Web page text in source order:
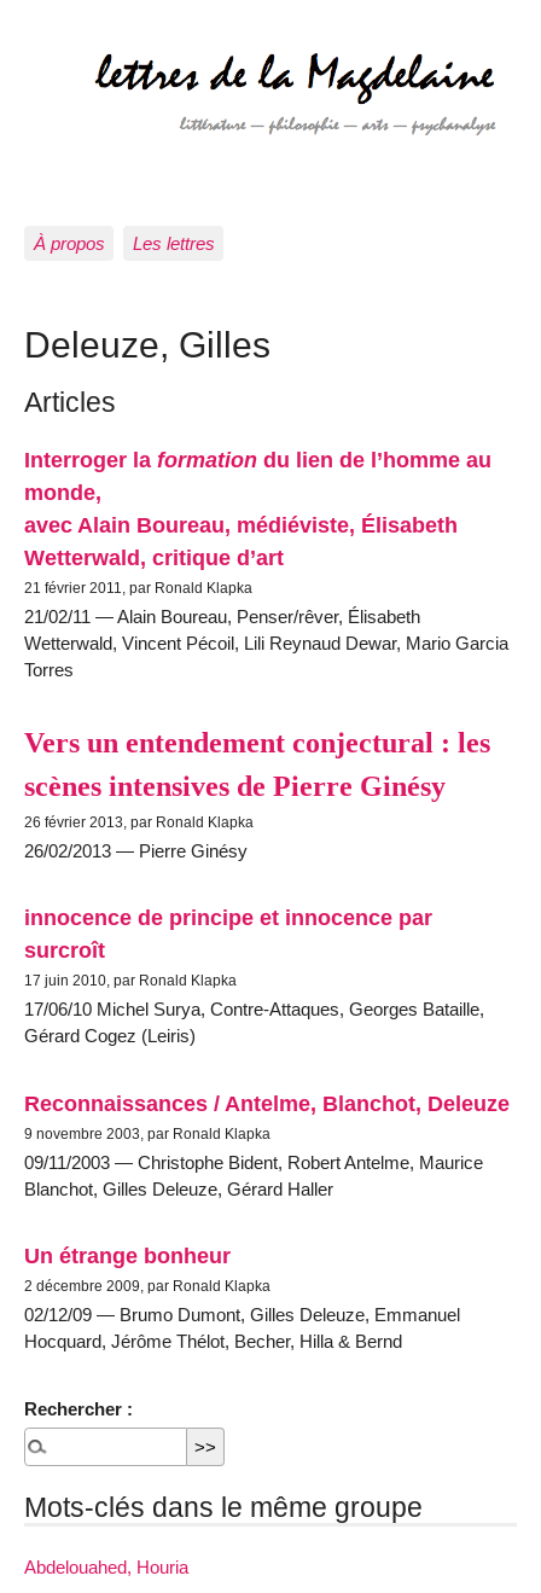
À propos Les lettres
Deleuze, Gilles
Articles
Interroger la formation du lien de l’homme au
monde,
avec Alain Boureau, médiéviste, Élisabeth
Wetterwald, critique d’art
21 février 2011, par Ronald Klapka
21/02/11 — Alain Boureau, Penser/rêver, Élisabeth
Wetterwald, Vincent Pécoil, Lili Reynaud Dewar, Mario Garcia
Torres
Vers un entendement conjectural : les
scènes intensives de Pierre Ginésy
26 février 2013, par Ronald Klapka
26/02/2013 — Pierre Ginésy
innocence de principe et innocence par
surcroît
17 juin 2010, par Ronald Klapka
17/06/10 Michel Surya, Contre-Attaques, Georges Bataille,
Gérard Cogez (Leiris)
Reconnaissances / Antelme, Blanchot, Deleuze
9 novembre 2003, par Ronald Klapka
09/11/2003 — Christophe Bident, Robert Antelme, Maurice
Blanchot, Gilles Deleuze, Gérard Haller
Un étrange bonheur
2 décembre 2009, par Ronald Klapka
02/12/09 — Brumo Dumont, Gilles Deleuze, Emmanuel
Hocquard, Jérôme Thélot, Becher, Hilla & Bernd
Rechercher :
Mots-clés dans le même groupe
Abdelouahed, Houria